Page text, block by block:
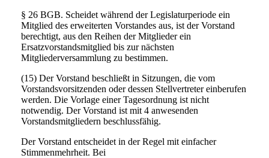
§ 26 BGB. Scheidet während der Legislaturperiode ein
Mitglied des erweiterten Vorstandes aus, ist der Vorstand
berechtigt, aus den Reihen der Mitglieder ein
Ersatzvorstandsmitglied bis zur nächsten
Mitgliederversammlung zu bestimmen.
(15) Der Vorstand beschließt in Sitzungen, die vom
Vorstandsvorsitzenden oder dessen Stellvertreter einberufen
werden. Die Vorlage einer Tagesordnung ist nicht
notwendig. Der Vorstand ist mit 4 anwesenden
Vorstandsmitgliedern beschlussfähig.
Der Vorstand entscheidet in der Regel mit einfacher
Stimmenmehrheit. Bei